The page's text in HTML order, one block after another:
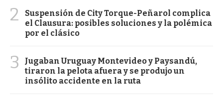
2
Suspensión de City Torque-Peñarol complica
el Clausura: posibles soluciones y la polémica
por el clásico
3
Jugaban Uruguay Montevideo y Paysandú,
tiraron la pelota afuera y se produjo un
insólito accidente en la ruta